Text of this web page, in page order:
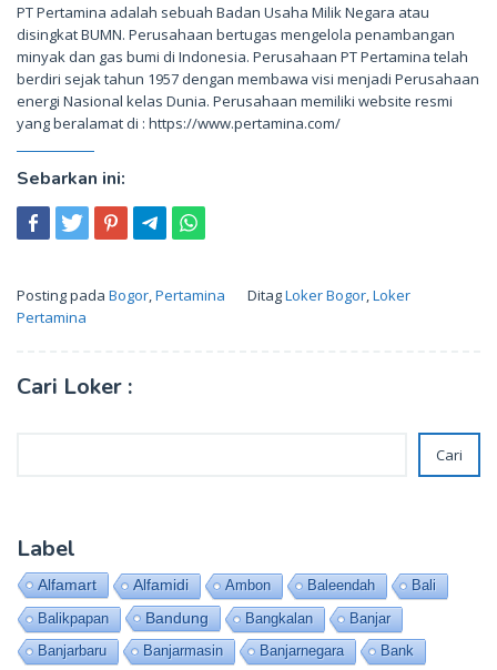
PT Pertamina adalah sebuah Badan Usaha Milik Negara atau
disingkat BUMN. Perusahaan bertugas mengelola penambangan
minyak dan gas bumi di Indonesia. Perusahaan PT Pertamina telah
berdiri sejak tahun 1957 dengan membawa visi menjadi Perusahaan
energi Nasional kelas Dunia. Perusahaan memiliki website resmi
yang beralamat di : https://www.pertamina.com/
Sebarkan ini:
Posting pada Bogor Pertamina DitagLoker Bogor Loker
Pertamina
Cari Loker :
Cari
Label
Alfamart Alfamidi Ambon Baleendah
Bali
Balikpapan
Bandung Bangkalan
Banjar
Banjarbaru
Banjarmasin Banjarnegara Bank